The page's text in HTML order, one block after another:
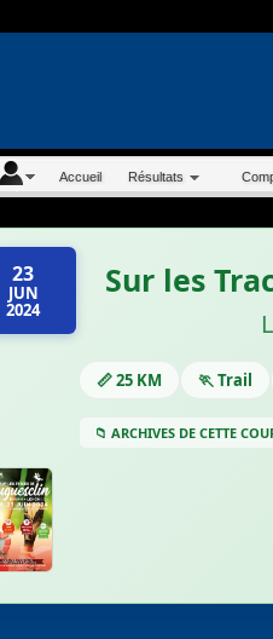
Accueil Résultats
23
JUN
2024
Sur les
📏 25 KM 🏃 Trail
📁 ARCHIVES DE CETTE